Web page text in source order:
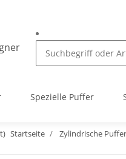
Spezielle Puffer
Startseite Zylindrische Puffer